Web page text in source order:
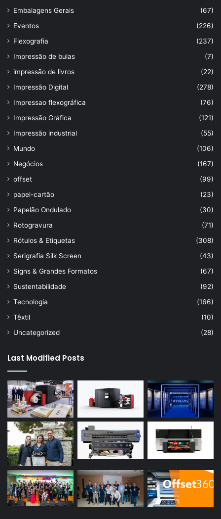
Embalagens Gerais
(67)
Eventos
(226)
Flexografia
(237)
Impressão de bulas
(7)
impressão de livros
(22)
Impressão Digital
(278)
Impressao flexográfica
(76)
Impressão Gráfica
(121)
Impressão industrial
(55)
Mundo
(106)
Negócios
(167)
offset
(99)
papel-cartão
(23)
Papelão Ondulado
(30)
Rotogravura
(71)
Rótulos & Etiquetas
(308)
Serigrafia Silk Screen
(43)
Signs & Grandes Formatos
(67)
Sustentabilidade
(92)
Tecnologia
(166)
Têxtil
(10)
Uncategorized
(28)
Last Modified Posts